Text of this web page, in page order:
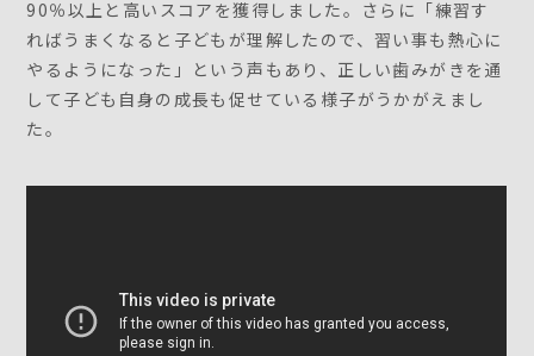
90％以上と高いスコアを獲得しました。さらに「練習す
ればうまくなると子どもが理解したので、習い事も熱心に
やるようになった」という声もあり、正しい歯みがきを通
して子ども自身の成長も促せている様子がうかがえまし
た。